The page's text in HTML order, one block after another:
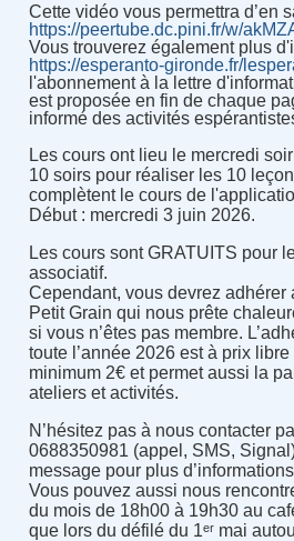
Cette vidéo vous permettra d’en
https://peertube.dc.pini.fr/w/
Vous trouverez également plus
https://esperanto-gironde.fr/
l'abonnement à la lettre
est proposée en fin de chaque
informé des activités
Les cours ont lieu le mercredi
10 soirs pour réaliser les 10
complètent le cours de
Début : mercredi 3 juin 2026.
Les cours sont GRATUITS pour
associatif.
Cependant, vous devrez adhérer
Petit Grain qui nous prête
si vous n’êtes pas membre.
toute l’année 2026 est à prix
minimum 2€ et permet aussi la
ateliers et activités.
N’hésitez pas à nous contacter
0688350981 (appel, SMS,
message pour plus
Vous pouvez aussi nous
du mois de 18h00 à 19h30 au
que lors du défilé du 1ᵉʳ mai